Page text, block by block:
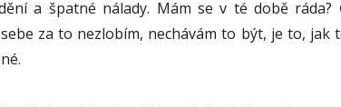
a špatné nálady. Mám se v té době ráda?
za to nezlobím, nechávám to být, je to, jak